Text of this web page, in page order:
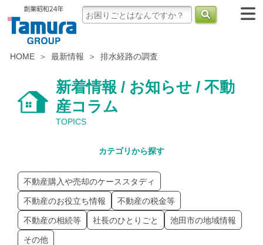
HOME 最新情報 排水経路の調査
新着情報 / お知らせ / 不動
産コラム
TOPICS
カテゴリから探す
不動産購入や売却のケーススタディ
不動産のお役立ち情報 不動産の税金等
不動産の相続等 社長のひとりごと 池田市の地域情報
その他